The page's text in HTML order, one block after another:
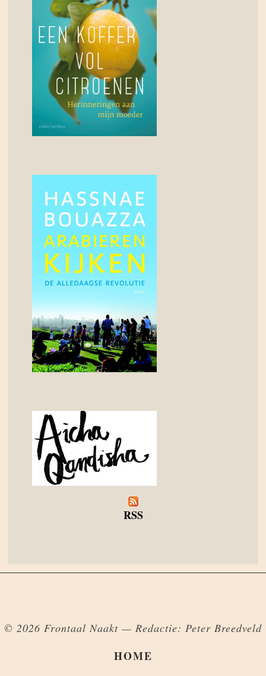
RSS
© 2026 Frontaal Naakt — Redactie: Peter Breedveld
HOME